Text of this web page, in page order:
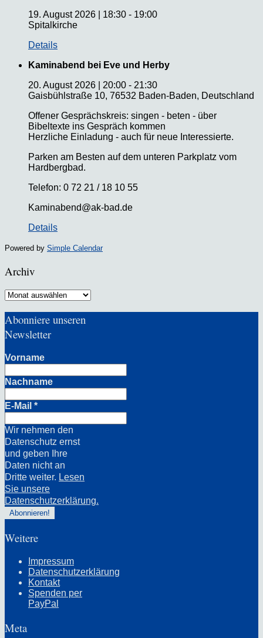
19. August 2026
18:30 - 19:00
Spitalkirche
Details
Kaminabend bei Eve und Herby
20. August 2026
20:00 - 21:30
Gaisbühlstraße 10, 76532 Baden-Baden, Deutschland
Offener Gesprächskreis: singen - beten - über
Bibeltexte ins Gespräch kommen
Herzliche Einladung - auch für neue Interessierte.
Parken am Besten auf dem unteren Parkplatz vom
Hardbergbad.
Telefon: 0 72 21 / 18 10 55
Kaminabend@ak-bad.de
Details
Powered by Simple Calendar
Archiv
Archiv
Abonniere unseren
Newsletter
Vorname
Nachname
E-Mail *
Wir nehmen den
Datenschutz ernst
und geben Ihre
Daten nicht an
Dritte weiter. Lesen
Sie unsere
Datenschutzerklärung.
Weitere
Impressum
Datenschutzerklärung
Kontakt
Spenden per
PayPal
Meta